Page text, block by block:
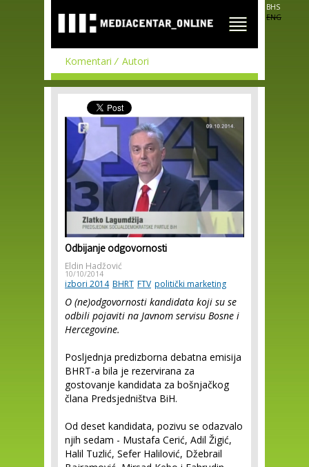
main
content
BHS
ENG
Komentari Autori
Odbijanje odgovornosti
Eldin Hadžović
10/10/2014
izbori 2014 BHRT FTV politički marketing
O (ne)odgovornosti kandidata koji su se
odbili pojaviti na Javnom servisu Bosne i
Hercegovine.
Posljednja predizborna debatna emisija
BHRT-a bila je rezervirana za
gostovanje kandidata za bošnjačkog
člana Predsjedništva BiH.
Od deset kandidata, pozivu se odazvalo
njih sedam - Mustafa Cerić, Adil Žigić,
Halil Tuzlić, Sefer Halilović, Džebrail